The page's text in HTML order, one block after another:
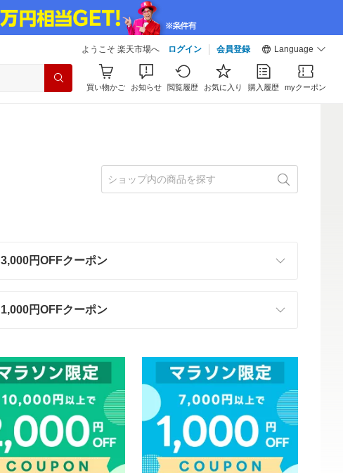
ようこそ 楽天市場へ ログイン 会員登録 Language
買い物かご お知らせ 閲覧履歴 お気に入り 購入履歴 myクーポン
3,000円OFFクーポン
1,000円OFFクーポン